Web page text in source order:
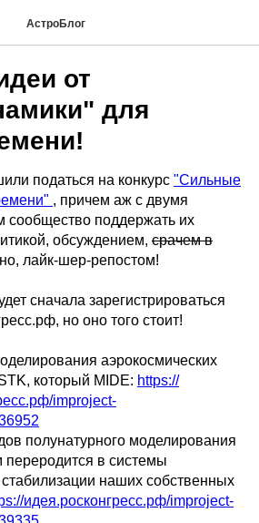
АстроБлог
от
для
податься на конкурс "Сильные
, причем аж с двумя
сообщество поддержать их
обсуждением, срачем в
лайк-шер-репостом!
сначала зарегистрироваться
но оно того стоит!
аэрокосмических
который MIDE: https://
improject-
полунатурного моделирования
переродится в системы
наших собственных
идея.росконгресс.рф/improject-